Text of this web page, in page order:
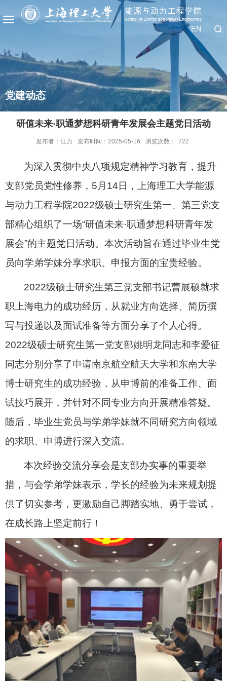
EN
党建动态
研值未来·职通梦想科研青年发展会主题党日活动
发布者：汪力 发布时间：2025-05-16 浏览次数： 722
为深入贯彻中央八项规定精神学习教育，提升
支部党员党性修养， 5 月 14 日，上海理工大学能源
与动力工程学院2022级硕士研究生第一、第三党支
部精心组织了一场“研值未来·职通梦想科研青年发
展会”的主题党日活动。本次活动旨在通过毕业生党
员向学弟学妹分享求职、申报方面的宝贵经验。
2022级硕士研究生第三党支部书记曹展硕就求
职上海电力的成功经历，从就业方向选择、简历撰
写与投递以及面试准备等方面分享了个人心得。
2022级硕士研究生第一党支部姚明龙同志和李爱征
同志分别分享了申请南京航空航天大学和东南大学
博士研究生的成功经验，从申博前的准备工作、面
试技巧展开，并针对不同专业方向开展精准答疑。
随后，毕业生党员与学弟学妹就不同研究方向领域
的求职、申博进行深入交流。
本次经验交流分享会是支部办实事的重要举
措，与会学弟学妹表示，学长的经验为未来规划提
供了切实参考，更激励自己脚踏实地、勇于尝试，
在成长路上坚定前行！